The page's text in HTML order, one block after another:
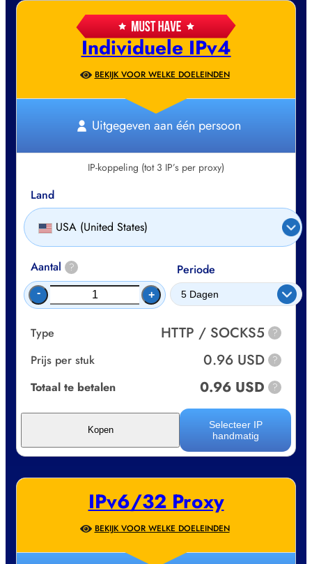
Individuele IPv4
BEKIJK VOOR WELKE DOELEINDEN
Uitgegeven aan één persoon
IP-koppeling (tot 3 IP’s per proxy)
Land
USA (United States)
Aantal ?
- +
Periode
Type HTTP / SOCKS5 ?
Prijs per stuk 0.96 USD ?
Totaal te betalen 0.96 USD ?
Selecteer IP
handmatig
Kopen
IPv6/32 Proxy
BEKIJK VOOR WELKE DOELEINDEN